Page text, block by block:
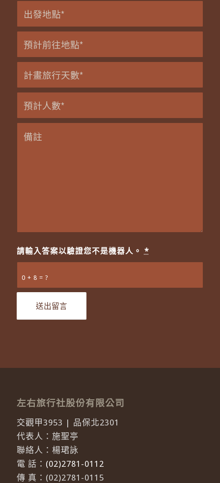
0 + 8 = ?
請輸入答案以驗證您不是機器人。 *
左右旅行社股份有限公司
交觀甲3953 | 品保北2301
代表人：施聖亭
聯絡人：楊珺詠
電 話： (02)2781-0112
傳 真：(02)2781-0115